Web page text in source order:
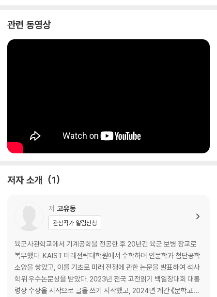
니라, 아이와 함께 부모도 성장하는 과정이라는 것을. 처음에는 완벽한 아
게 되었다. 아이를 향한 사랑이 크다고 해서 완벽한 부모가 되는 것은 아니
육아는 유격이다. 하지만 함께하면, 오늘도 웃으며 버틸 수 있다.
관련 동영상
저자 소개 1
저 고유동
관심작가 알림신청
육군사관학교에서 기계공학을 전공한 후 20년간 육군 보병 장교로
복무했다. KAIST 미래전략대학원에서 수학하며 인문학과 첨단공학
소양을 쌓았고, 이를 기초로 미래 전쟁에 관한 논문을 발표하여 석사
학위 우수논문상을 받았다. 2023년 전국 고전읽기 백일장대회 대통
령상 수상을 시작으로 글을 쓰기 시작했고, 2024년 계간 《문학고